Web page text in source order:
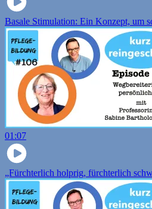
Basale Stimulation: Ein Konzept, um
01:07
„Fürchterlich holprig, fürchterlich